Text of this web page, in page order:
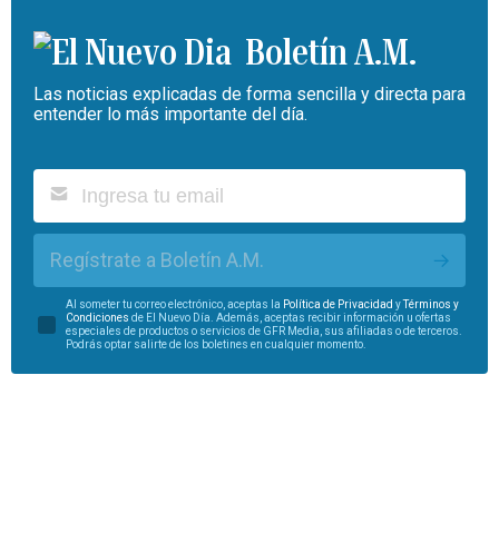
Boletín A.M.
Las noticias explicadas de forma sencilla y directa para
entender lo más importante del día.
Regístrate a Boletín A.M.
Al someter tu correo electrónico, aceptas la Política de Privacidad yTérminos y
Condiciones de El Nuevo Día. Además, aceptas recibir información u ofertas
especiales de productos o servicios de GFR Media, sus afiliadas o de terceros.
Podrás optar salirte de los boletines en cualquier momento.